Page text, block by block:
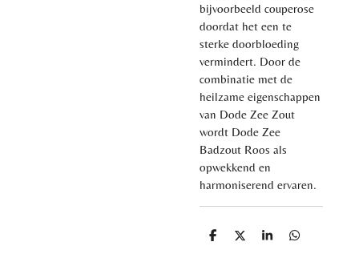
bijvoorbeeld couperose
doordat het een te
sterke doorbloeding
vermindert. Door de
combinatie met de
heilzame eigenschappen
van Dode Zee Zout
wordt Dode Zee
Badzout Roos als
opwekkend en
harmoniserend ervaren.
D
D
S
D